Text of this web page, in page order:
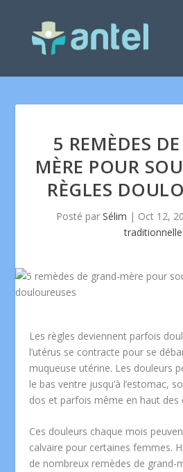
5 REMÈDES
MÈRE POUR
RÈGLES
Posté par Sélim | Oct 12,
Les règles deviennent parfois
l’utérus se contracte pour se
muqueuse utérine. Les douleurs
le bas ventre jusqu’à l’estomac,
dos et parfois même en haut des
Ces douleurs chaque mois
calvaire pour certaines femmes.
de nombreux remèdes de grand-